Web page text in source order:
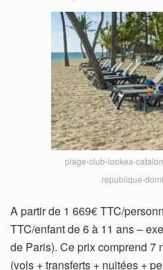
plage-club-lookea-
republique-
A partir de 1 669€ TTC/
TTC/enfant de 6 à 11 ans –
de Paris). Ce prix comprend 7
(vols + transferts + nuitées +